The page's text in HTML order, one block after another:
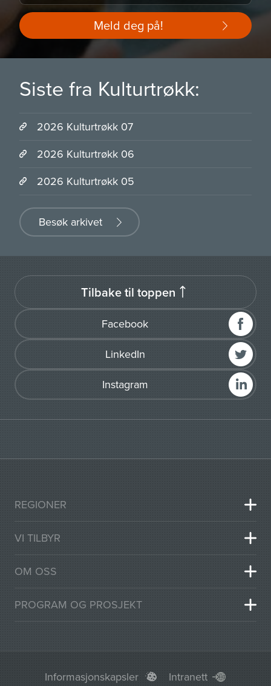
Meld deg på!
Siste fra Kulturtrøkk:
2026 Kulturtrøkk 07
2026 Kulturtrøkk 06
2026 Kulturtrøkk 05
Besøk arkivet
Facebook
LinkedIn
Instagram
Tilbake til toppen
REGIONER
VI TILBYR
OM OSS
PROGRAM OG PROSJEKT
Informasjonskapsler Intranett